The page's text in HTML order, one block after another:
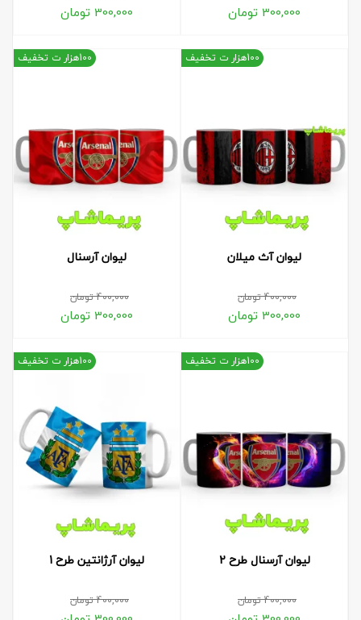
300,000 تومان 300,000 تومان
لیوان آث میلان
400,000تومان
300,000 تومان
100هزار ت تخفیف
لیوان آرسنال
400,000تومان
300,000 تومان
100هزار ت تخفیف
لیوان آرسنال طرح 2
400,000تومان
100هزار ت تخفیف
لیوان آرژانتین طرح 1
400,000تومان
100هزار ت تخفیف